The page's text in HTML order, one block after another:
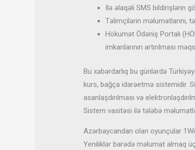
Ilə əlaqəli SMS bildirişlərin
Təlimçilərin məlumatlarını,
Hökumət Ödəniş Portalı
imkanlarının artırılması
Bu xəbərdarlıq bu günlərdə
kurs, bağça idarəetmə sistemidir.
asanlaşdırılması və
Sistem vasitəsi ilə tələbə
Azərbaycandan olan oyunçular
Yeniliklər barədə məlumat almaq